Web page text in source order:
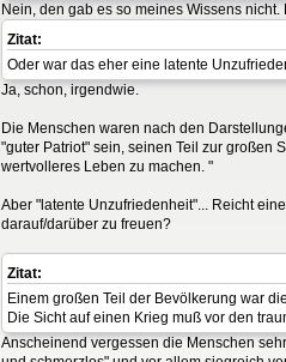
Nein, den gab es so meines Wissens
Zitat:
Oder war das eher eine latente
Ja, schon, irgendwie.
Die Menschen waren nach den
"guter Patriot" sein, seinen Teil zur großen
wertvolleres Leben zu machen. "
Aber "latente Unzufriedenheit"... Reicht
darauf/darüber zu freuen?
Zitat:
Einem großen Teil der Bevölkerung war
Die Sicht auf einen Krieg muß vor den
Anscheinend vergessen die Menschen